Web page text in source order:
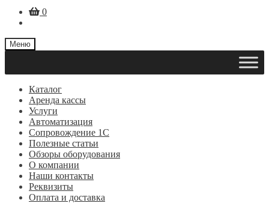
0
Меню
Каталог
Аренда кассы
Услуги
Автоматизация
Сопровождение 1С
Полезные статьи
Обзоры оборудования
О компании
Наши контакты
Реквизиты
Оплата и доставка